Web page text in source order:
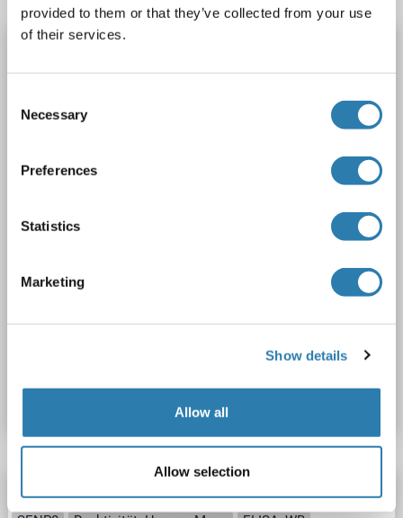
provided to them or that they’ve collected from your use
of their services.
Selection
Necessary
Preferences
Statistics
Marketing
Show details
Allow all
Allow selection
SENP8 Antikörper (AA 161-210)
SENP8 Reaktivität: Human, Maus, Ratte
ELISA, WB, IHC
SENP8 Antikörper (AA 4-35)